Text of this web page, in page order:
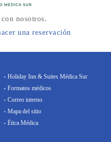
nosotros.
una reservación
Holiday Inn & Suites Médica Sur
Formatos médicos
Correo interno
Mapa del sitio
Ética Médica